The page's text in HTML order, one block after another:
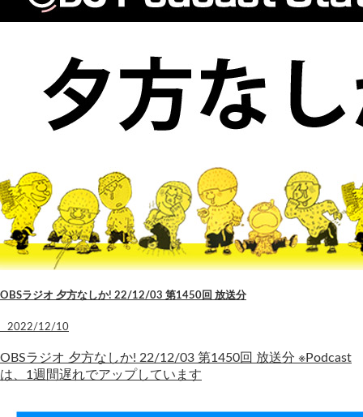
OBSラジオ 夕方なしか! 22/12/03 第1450回 放送分
2022/12/10
OBSラジオ 夕方なしか! 22/12/03 第1450回 放送分 ※Podcast
は、1週間遅れでアップしています